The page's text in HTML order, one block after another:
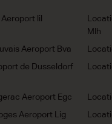
lil
Mlh
Aeroport Bva
de Dusseldorf
Aeroport Egc
Aeroport Lig